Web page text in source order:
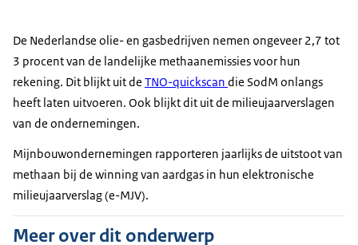
De Nederlandse olie- en gasbedrijven nemen ongeveer 2,7 tot
3 procent van de landelijke methaanemissies voor hun
rekening. Dit blijkt uit de TNO-quickscan die SodM onlangs
heeft laten uitvoeren. Ook blijkt dit uit de milieujaarverslagen
van de ondernemingen.
Mijnbouwondernemingen rapporteren jaarlijks de uitstoot van
methaan bij de winning van aardgas in hun elektronische
milieujaarverslag (e-MJV).
Meer over dit onderwerp